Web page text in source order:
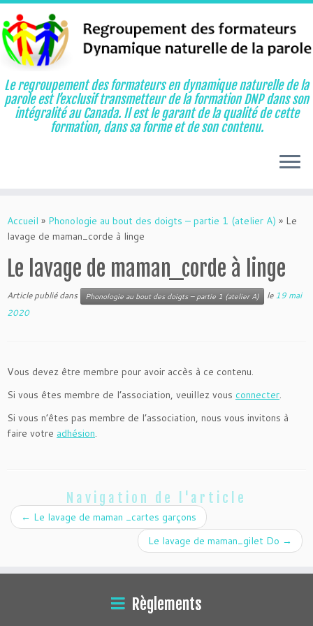
au
contenu
Le regroupement des formateurs en dynamique naturelle de la
parole est l’exclusif transmetteur de la formation DNP dans son
intégralité au Canada. Il est le garant de la qualité de cette
formation, dans sa forme et de son contenu.
Accueil » Phonologie au bout des doigts – partie 1 (atelier A) » Le
lavage de maman_corde à linge
Le lavage de maman_corde à linge
Article publié dans Phonologie au bout des doigts – partie 1 (atelier A) le19 mai
2020
Vous devez être membre pour avoir accès à ce contenu.
Si vous êtes membre de l’association, veuillez vous connecter.
Si vous n’êtes pas membre de l’association, nous vous invitons à
faire votre adhésion.
Navigation de l'article
← Le lavage de maman _cartes garçons
Le lavage de maman_gilet Do →
Règlements